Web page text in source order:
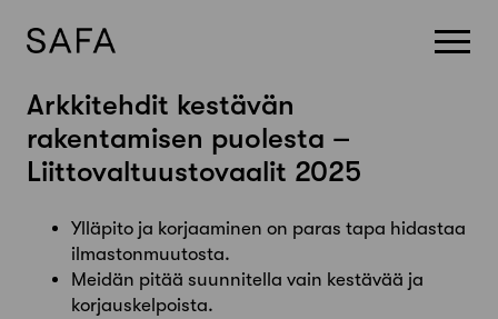
Skip
content
Arkkitehdit kestävän
rakentamisen puolesta –
Liittovaltuustovaalit 2025
Ylläpito ja korjaaminen on paras tapa hidastaa
ilmastonmuutosta.
Meidän pitää suunnitella vain kestävää ja
korjauskelpoista.